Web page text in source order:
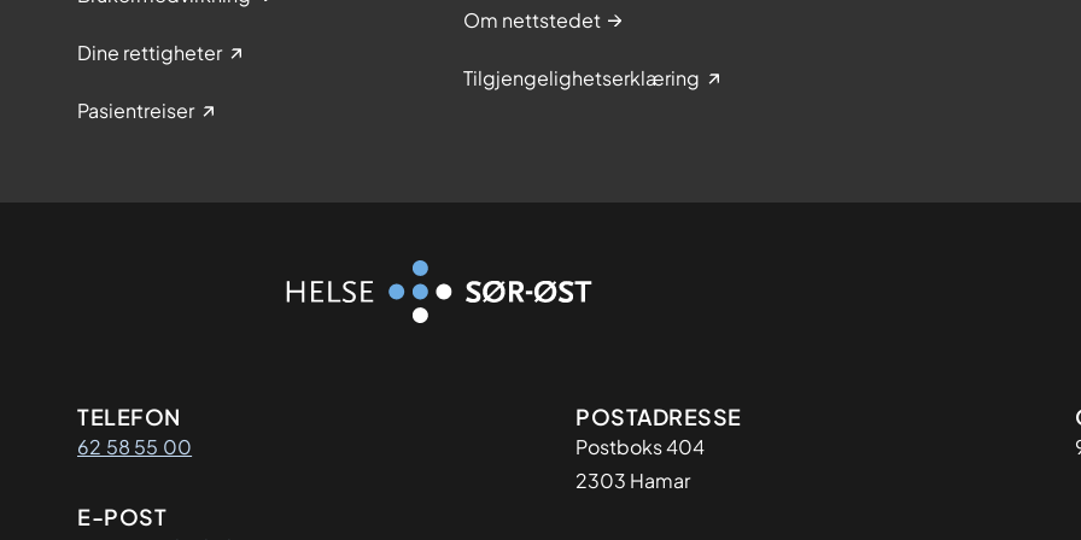
Dine rettigheter
Pasientreiser
Om nettstedet
Tilgjengelighetserklæring
Kontaktinformasjon
TELEFON
62 58 55 00
E-POST
Adresse
POSTADRESSE
Postboks 404
2303 Hamar